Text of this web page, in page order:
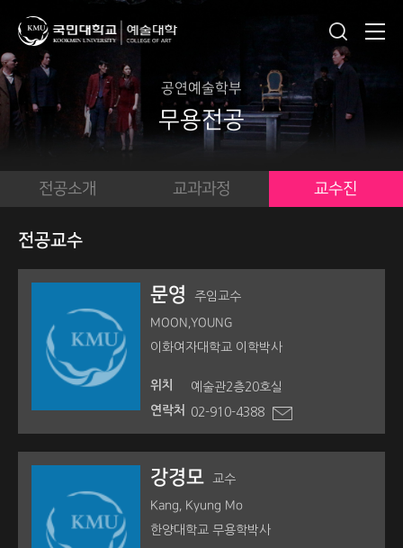
공연예술학부
무용전공
전공소개 교과과정 교수진
전공교수
문영 주임교수
MOON,YOUNG
이화여자대학교 이학박사
위치
예술관2층20호실
연락처
02-910-4388
강경모 교수
Kang, Kyung Mo
한양대학교 무용학박사